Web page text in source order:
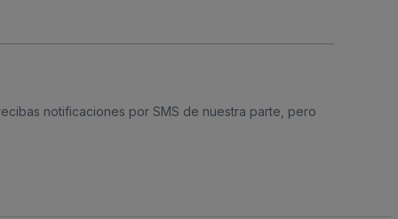
notificaciones por SMS de nuestra parte, pero